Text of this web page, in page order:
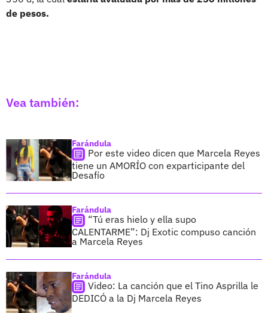
de pesos.
Vea también:
Farándula
Por este video dicen que Marcela Reyes
tiene un AMORÍO con exparticipante del
Desafío
Farándula
“Tú eras hielo y ella supo
CALENTARME”: Dj Exotic compuso canción
a Marcela Reyes
Farándula
Video: La canción que el Tino Asprilla le
DEDICÓ a la Dj Marcela Reyes